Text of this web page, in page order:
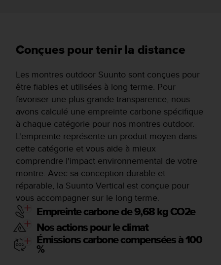
Conçues pour tenir la distance
Les montres outdoor Suunto sont conçues pour
être fiables et utilisées à long terme. Pour
favoriser une plus grande transparence, nous
avons calculé une empreinte carbone spécifique
à chaque catégorie pour nos montres outdoor.
L'empreinte représente un produit moyen dans
cette catégorie et vous aide à mieux
comprendre l'impact environnemental de votre
montre. Avec sa conception durable et
réparable, la Suunto Vertical est conçue pour
vous accompagner sur le long terme.
Empreinte carbone de 9,68 kg CO2e
Nos actions pour le climat
Émissions carbone compensées à 100
%